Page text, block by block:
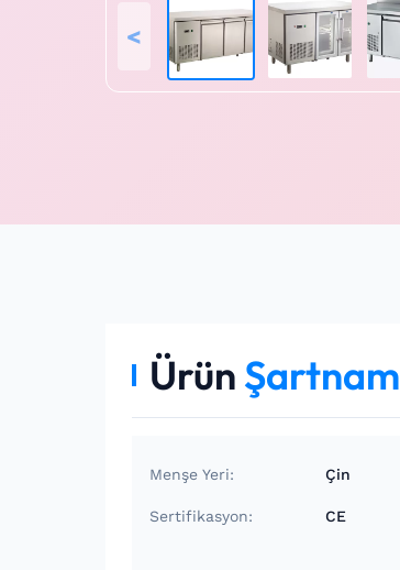
<
Ürün
Menşe Yeri: Çin
Sertifikasyon: CE